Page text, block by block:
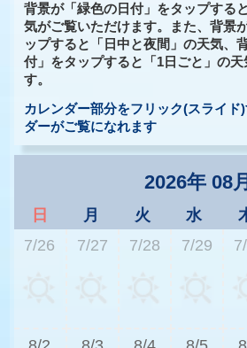
背景が「緑色の日付」をタップする
気がご覧いただけます。また、背景
ップすると「日中と夜間」の天気、
付」をタップすると「1日ごと」の天
す。
カレンダー部分をフリック(スライド
ダーがご覧になれます
2026年 08月
日 月 火 水
7/26
7/27 7/28 7/29